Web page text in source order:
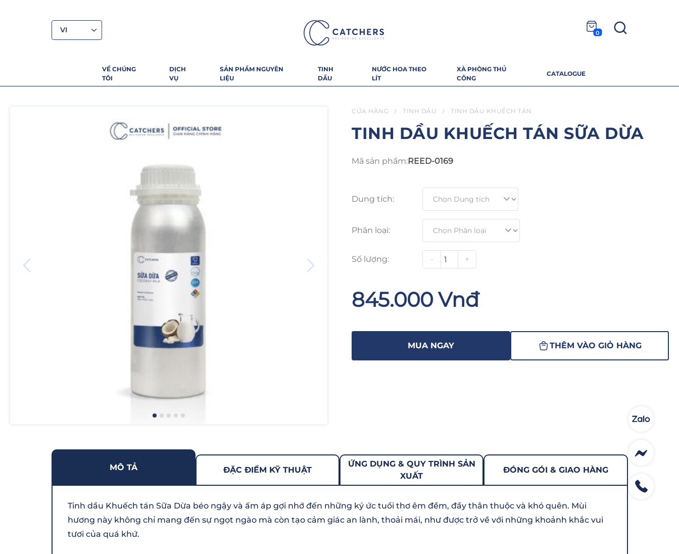
VI
VỀ CHÚNG
TÔI
DỊCH
VỤ
SẢN PHẨM NGUYÊN
LIỆU
TINH
DẦU
NƯỚC HOA THEO
LÍT
XÀ PHÒNG THỦ
CÔNG
CATALOGUE
0
CỬA HÀNG TINH DẦU TINH DẦU KHUẾCH TÁN
TINH DẦU KHUẾCH TÁN SỮA DỪA
Mã sản phẩm:REED-0169
Dung tích:
Phân loại:
Số lượng: - +
845.000 Vnđ
MUA NGAY THÊM VÀO GIỎ HÀNG
MÔ TẢ ĐẶC ĐIỂM KỸ THUẬT
ỨNG DỤNG & QUY TRÌNH SẢN
XUẤT
ĐÓNG GÓI & GIAO HÀNG
Tinh dầu Khuếch tán Sữa Dừa béo ngậy và ấm áp gợi nhớ đến những ký ức tuổi thơ êm đềm, đầy thân thuộc và khó quên. Mùi
hương này không chỉ mang đến sự ngọt ngào mà còn tạo cảm giác an lành, thoải mái, như được trở về với những khoảnh khắc vui
tươi của quá khứ.